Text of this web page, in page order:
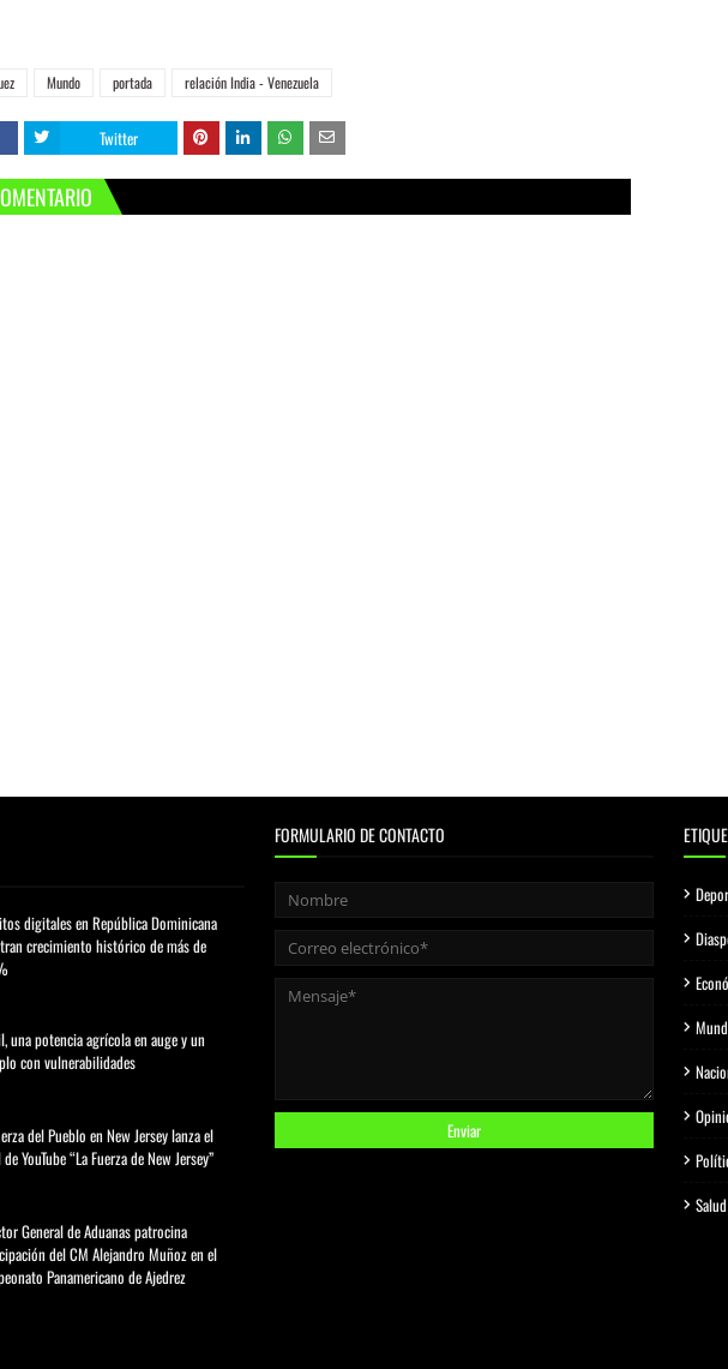
Mundo portada relación India - Venezuela
Twitter
digitales en República Dominicana
crecimiento histórico de más de
una potencia agrícola en auge y un
con vulnerabilidades
del Pueblo en New Jersey lanza el
YouTube “La Fuerza de New Jersey”
General de Aduanas patrocina
del CM Alejandro Muñoz en el
Panamericano de Ajedrez
FORMULARIO DE CONTACTO
Salud